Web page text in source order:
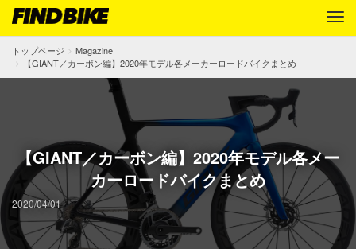
トップページ
Magazine
【GIANT／カーボン編】2020年モデル各メーカーロードバイクまとめ
【GIANT／カーボン編】2020年モデル各メー
カーロードバイクまとめ
2020/04/01